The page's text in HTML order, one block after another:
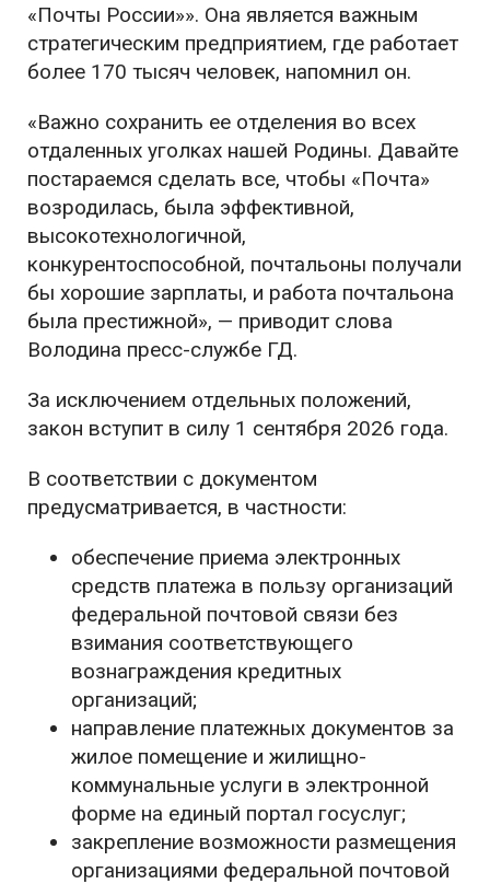
«Почты России»». Она является важным
стратегическим предприятием, где работает
более 170 тысяч человек, напомнил он.
«Важно сохранить ее отделения во всех
отдаленных уголках нашей Родины. Давайте
постараемся сделать все, чтобы «Почта»
возродилась, была эффективной,
высокотехнологичной,
конкурентоспособной, почтальоны получали
бы хорошие зарплаты, и работа почтальона
была престижной», — приводит слова
Володина пресс-службе ГД.
За исключением отдельных положений,
закон вступит в силу 1 сентября 2026 года.
В соответствии с документом
предусматривается, в частности:
обеспечение приема электронных
средств платежа в пользу организаций
федеральной почтовой связи без
взимания соответствующего
вознаграждения кредитных
организаций;
направление платежных документов за
жилое помещение и жилищно-
коммунальные услуги в электронной
форме на единый портал госуслуг;
закрепление возможности размещения
организациями федеральной почтовой